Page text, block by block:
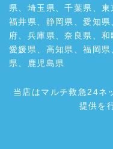
県、埼玉県、千葉県、
福井県、静岡県、愛知
府、兵庫県、奈良県、
愛媛県、高知県、福岡
県、鹿児島県
当店はマルチ救急24ネ
提供を